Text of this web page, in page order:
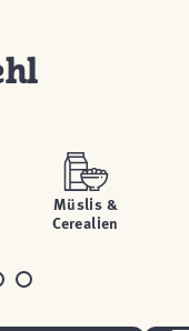
Müslis &
Cerealien